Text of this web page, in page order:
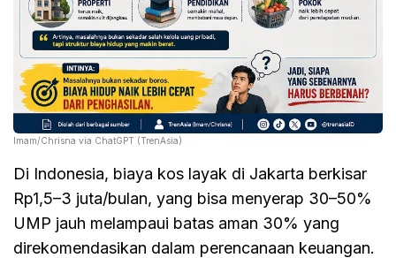
Imam/Chrisna via ChatGPT (TrenAsia)
Di Indonesia, biaya kos layak di Jakarta berkisar
Rp1,5–3 juta/bulan, yang bisa menyerap 30–50%
UMP jauh melampaui batas aman 30% yang
direkomendasikan dalam perencanaan keuangan.